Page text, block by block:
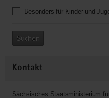
Besonders für Kinder und
Suchen
Kontakt
Sächsisches Staatsministerium